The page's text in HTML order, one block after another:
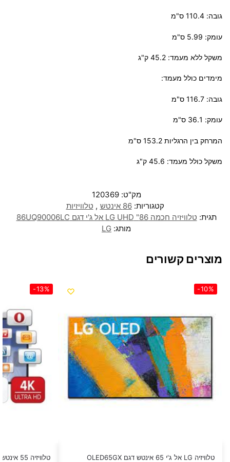
גובה: 110.4 ס"מ
עומק: 5.99 ס"מ
משקל ללא מעמד: 45.2 ק"ג
מימדים כולל מעמד:
גובה: 116.7 ס"מ
עומק: 36.1 ס"מ
המרחק בין הרגליות 153.2 ס"מ
משקל כולל מעמד: 45.6 ק"ג
מק"ט:120369
קטגוריות:86 אינטש , טלוויזיות
תגית: טלוויזיה חכמה 86" LG UHD אל ג'י דגם 86UQ90006LC
מותג: LG
מוצרים קשורים
-10%
טלוויזיה LG אל ג'י 65 אינטש דגם OLED65GX
-13%
טלוויזיה 55 אינטש FujiCom 4K דגם FJ55U7